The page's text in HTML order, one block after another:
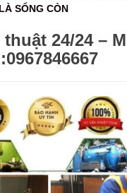
SỐNG CÒN
24/24 –
:0967846667